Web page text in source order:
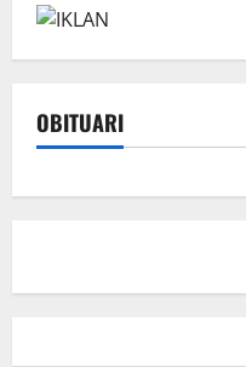
OBITUARI